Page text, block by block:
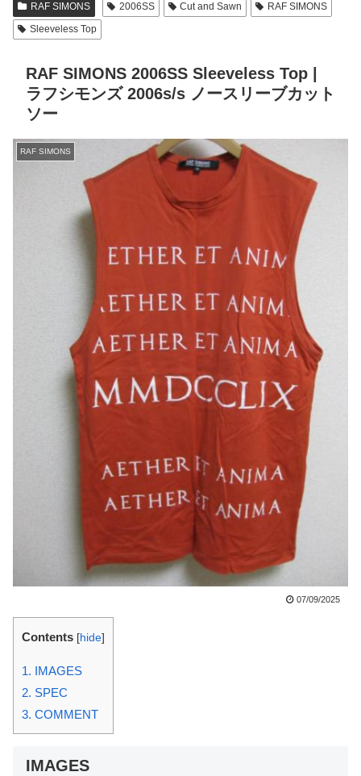
RAF SIMONS 2006SS Cut and Sawn
RAF SIMONS
Sleeveless Top
RAF SIMONS 2006SS Sleeveless Top |
ラフシモンズ 2006s/s ノースリーブカット
ソー
RAF SIMONS
07/09/2025
Contents [hide]
1. IMAGES
2. SPEC
3. COMMENT
IMAGES